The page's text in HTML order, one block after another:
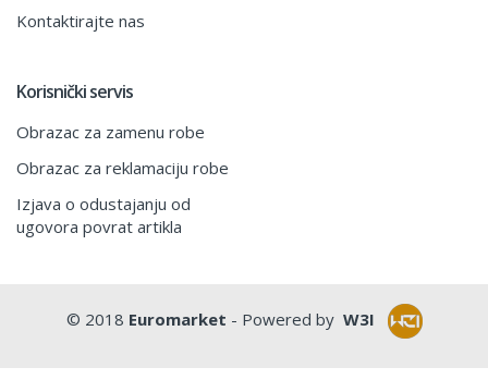
Kontaktirajte nas
Korisnički servis
Obrazac za zamenu robe
Obrazac za reklamaciju robe
Izjava o odustajanju od
ugovora povrat artikla
© 2018 Euromarket - Powered by W3I